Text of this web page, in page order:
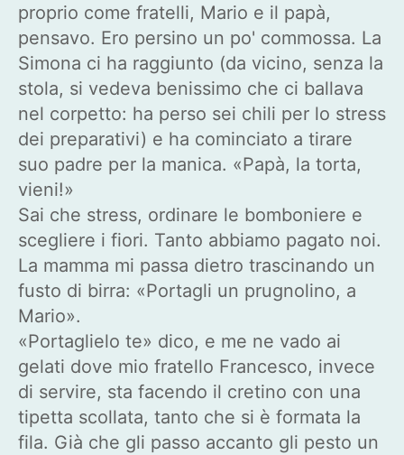
proprio come fratelli, Mario e il papà,
pensavo. Ero persino un po' commossa. La
Simona ci ha raggiunto (da vicino, senza la
stola, si vedeva benissimo che ci ballava
nel corpetto: ha perso sei chili per lo stress
dei preparativi) e ha cominciato a tirare
suo padre per la manica. «Papà, la torta,
vieni!»
Sai che stress, ordinare le bomboniere e
scegliere i fiori. Tanto abbiamo pagato noi.
La mamma mi passa dietro trascinando un
fusto di birra: «Portagli un prugnolino, a
Mario».
«Portaglielo te» dico, e me ne vado ai
gelati dove mio fratello Francesco, invece
di servire, sta facendo il cretino con una
tipetta scollata, tanto che si è formata la
fila. Già che gli passo accanto gli pesto un